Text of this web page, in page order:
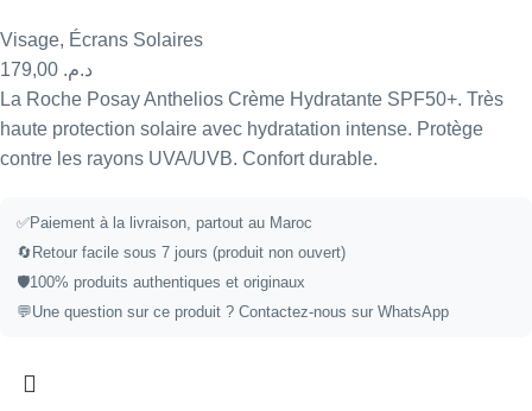
Visage, Écrans Solaires
د.م.
La Roche Posay Anthelios Crème Hydratante SPF50+. Très
haute protection solaire avec hydratation intense. Protège
contre les rayons UVA/UVB. Confort durable.
✅Paiement à la livraison, partout au Maroc
🔄 Retour facile sous 7 jours (produit non ouvert)
🛡️100% produits authentiques et originaux
💬Une question sur ce produit ? Contactez-nous sur WhatsApp